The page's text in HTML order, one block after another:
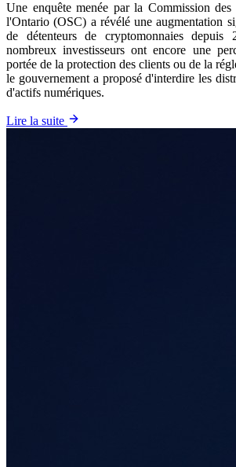
Une enquête menée par la Commission
l'Ontario (OSC) a révélé une augmentation
de détenteurs de cryptomonnaies depuis
nombreux investisseurs ont encore une
portée de la protection des clients ou de la
le gouvernement a proposé d'interdire les
d'actifs numériques.
Lire la suite